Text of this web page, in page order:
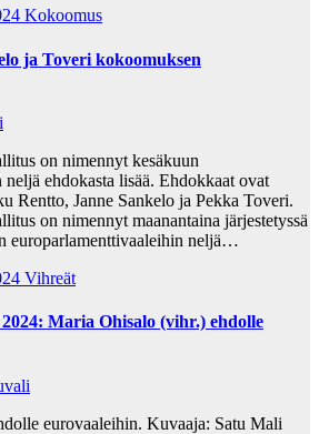
Kokoomus
ja Toveri kokoomuksen
on nimennyt kesäkuun
ehdokasta lisää. Ehdokkaat ovat
Rentto, Janne Sankelo ja Pekka Toveri.
on nimennyt maanantaina järjestetyssä
europarlamenttivaaleihin neljä…
Vihreät
Maria Ohisalo (vihr.) ehdolle
eurovaaleihin. Kuvaaja: Satu Mali